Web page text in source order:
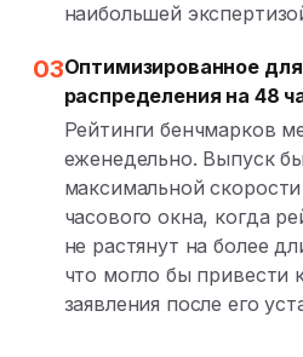
наибольшей
03Оптимизированное
распределения на 48
Рейтинги бенчмарков
еженедельно. Выпуск
максимальной
часового окна, когда
не растянут на более
что могло бы привести
заявления после его